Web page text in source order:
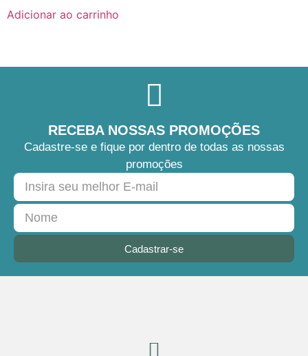
Adicionar ao carrinho
RECEBA NOSSAS PROMOÇÕES
Cadastre-se e fique por dentro de todas as nossas
promoções
Cadastrar-se